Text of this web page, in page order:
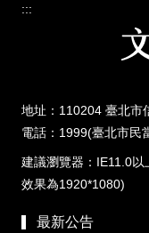
:::
地址：110204 臺北市
電話：1999(臺北市民
建議瀏覽器：IE11.0
效果為1920*1080)
最新公告